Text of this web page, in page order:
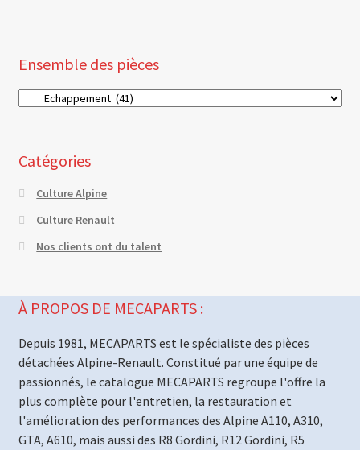
Ensemble des pièces
Catégories
Culture Alpine
Culture Renault
Nos clients ont du talent
À PROPOS DE MECAPARTS :
Depuis 1981, MECAPARTS est le spécialiste des pièces
détachées Alpine-Renault. Constitué par une équipe de
passionnés, le catalogue MECAPARTS regroupe l'offre la
plus complète pour l'entretien, la restauration et
l'amélioration des performances des Alpine A110, A310,
GTA, A610, mais aussi des R8 Gordini, R12 Gordini, R5